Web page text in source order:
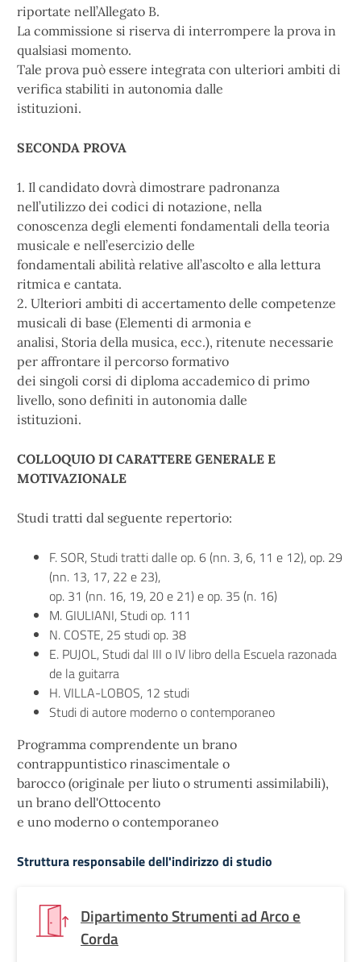
riportate nell’Allegato B.
La commissione si riserva di interrompere la prova in
qualsiasi momento.
Tale prova può essere integrata con ulteriori ambiti di
verifica stabiliti in autonomia dalle
istituzioni.
SECONDA PROVA
1. Il candidato dovrà dimostrare padronanza
nell’utilizzo dei codici di notazione, nella
conoscenza degli elementi fondamentali della teoria
musicale e nell’esercizio delle
fondamentali abilità relative all’ascolto e alla lettura
ritmica e cantata.
2. Ulteriori ambiti di accertamento delle competenze
musicali di base (Elementi di armonia e
analisi, Storia della musica, ecc.), ritenute necessarie
per affrontare il percorso formativo
dei singoli corsi di diploma accademico di primo
livello, sono definiti in autonomia dalle
istituzioni.
COLLOQUIO DI CARATTERE GENERALE E
MOTIVAZIONALE
Studi tratti dal seguente repertorio:
F. SOR, Studi tratti dalle op. 6 (nn. 3, 6, 11 e 12), op. 29
(nn. 13, 17, 22 e 23),
op. 31 (nn. 16, 19, 20 e 21) e op. 35 (n. 16)
M. GIULIANI, Studi op. 111
N. COSTE, 25 studi op. 38
E. PUJOL, Studi dal III o IV libro della Escuela razonada
de la guitarra
H. VILLA-LOBOS, 12 studi
Studi di autore moderno o contemporaneo
Programma comprendente un brano
contrappuntistico rinascimentale o
barocco (originale per liuto o strumenti assimilabili),
un brano dell'Ottocento
e uno moderno o contemporaneo
Struttura responsabile dell'indirizzo di studio
Dipartimento Strumenti ad Arco e
Corda